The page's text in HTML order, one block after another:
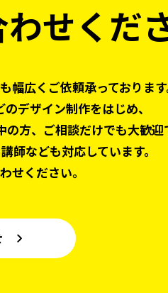
せくだ
幅広くご依頼承っております
のデザイン制作をはじめ、
方、 ご相談だけでも大歓迎
師なども対応しています。
せください。